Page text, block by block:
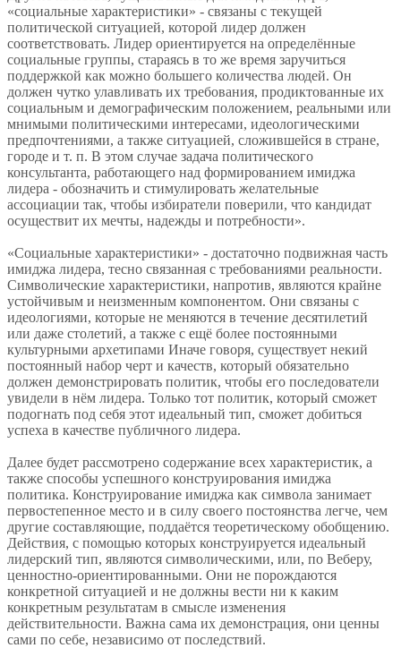
«социальные характеристики» - связаны с текущей
политической ситуацией, которой лидер должен
соответствовать. Лидер ориентируется на определённые
социальные группы, стараясь в то же время заручиться
поддержкой как можно большего количества людей. Он
должен чутко улавливать их требования, продиктованные их
социальным и демографическим положением, реальными или
мнимыми политическими интересами, идеологическими
предпочтениями, а также ситуацией, сложившейся в стране,
городе и т. п. В этом случае задача политического
консультанта, работающего над формированием имиджа
лидера - обозначить и стимулировать желательные
ассоциации так, чтобы избиратели поверили, что кандидат
осуществит их мечты, надежды и потребности».
«Социальные характеристики» - достаточно подвижная часть
имиджа лидера, тесно связанная с требованиями реальности.
Символические характеристики, напротив, являются крайне
устойчивым и неизменным компонентом. Они связаны с
идеологиями, которые не меняются в течение десятилетий
или даже столетий, а также с ещё более постоянными
культурными архетипами Иначе говоря, существует некий
постоянный набор черт и качеств, который обязательно
должен демонстрировать политик, чтобы его последователи
увидели в нём лидера. Только тот политик, который сможет
подогнать под себя этот идеальный тип, сможет добиться
успеха в качестве публичного лидера.
Далее будет рассмотрено содержание всех характеристик, а
также способы успешного конструирования имиджа
политика. Конструирование имиджа как символа занимает
первостепенное место и в силу своего постоянства легче, чем
другие составляющие, поддаётся теоретическому обобщению.
Действия, с помощью которых конструируется идеальный
лидерский тип, являются символическими, или, по Веберу,
ценностно-ориентированными. Они не порождаются
конкретной ситуацией и не должны вести ни к каким
конкретным результатам в смысле изменения
действительности. Важна сама их демонстрация, они ценны
сами по себе, независимо от последствий.